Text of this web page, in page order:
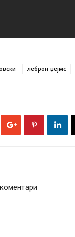
леброн џејмс